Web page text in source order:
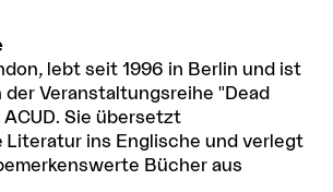
lebt seit 1996 in Berlin und ist
Veranstaltungsreihe "Dead
Sie übersetzt
ins Englische und verlegt
Bücher aus